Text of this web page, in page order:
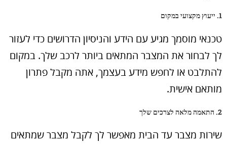
1. ייעוץ מקצועי במקום
טכנאי מוסמך מגיע עם הידע והניסיון הדרושים כדי לעזור
לך לבחור את המצבר המתאים ביותר לרכב שלך. במקום
להתלבט או לחפש מידע בעצמך, אתה מקבל פתרון
מותאם אישית.
2. התאמה מלאה לצרכים שלך
שירות מצבר עד הבית מאפשר לך לקבל מצבר שמתאים